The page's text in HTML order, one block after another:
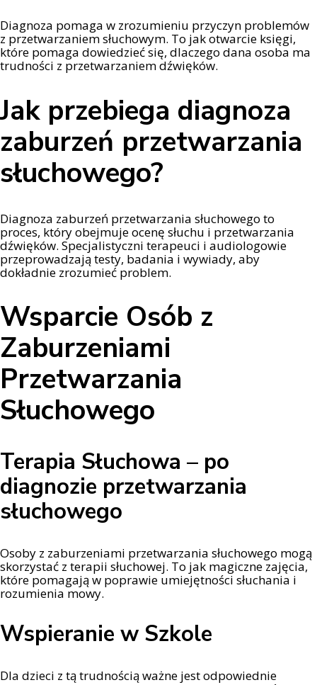
Diagnoza pomaga w zrozumieniu przyczyn problemów
z przetwarzaniem słuchowym. To jak otwarcie księgi,
które pomaga dowiedzieć się, dlaczego dana osoba ma
trudności z przetwarzaniem dźwięków.
Jak przebiega diagnoza
zaburzeń przetwarzania
słuchowego?
Diagnoza zaburzeń przetwarzania słuchowego to
proces, który obejmuje ocenę słuchu i przetwarzania
dźwięków. Specjalistyczni terapeuci i audiologowie
przeprowadzają testy, badania i wywiady, aby
dokładnie zrozumieć problem.
Wsparcie Osób z
Zaburzeniami
Przetwarzania
Słuchowego
Terapia Słuchowa – po
diagnozie przetwarzania
słuchowego
Osoby z zaburzeniami przetwarzania słuchowego mogą
skorzystać z terapii słuchowej. To jak magiczne zajęcia,
które pomagają w poprawie umiejętności słuchania i
rozumienia mowy.
Wspieranie w Szkole
Dla dzieci z tą trudnością ważne jest odpowiednie